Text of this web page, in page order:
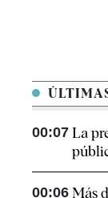
00:07 La
00:06 Más